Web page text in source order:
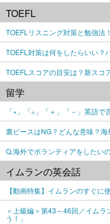
TOEFL
TOEFLリスニング対策と勉強法
TOEFL対策は何をしたらいい？
TOEFLスコアの目安は？新スコ
留学
「×」「÷」「＋」「－」英語で
裏ピースはNG？どんな意味？
Q.海外でボランティアをしたい
イムランの英会話
【動画特集】イムランのすぐに
＜上級編＞第43～46回／イム
う！」